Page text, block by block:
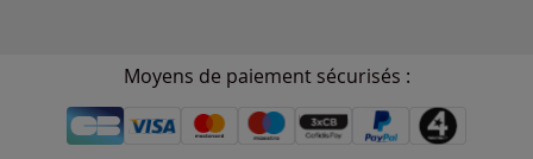
Moyens de paiement sécurisés :